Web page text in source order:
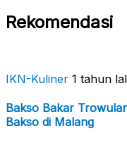
Rekomendasi
IKN-Kuliner 1 tahun
Bakso Bakar
Bakso di Malang